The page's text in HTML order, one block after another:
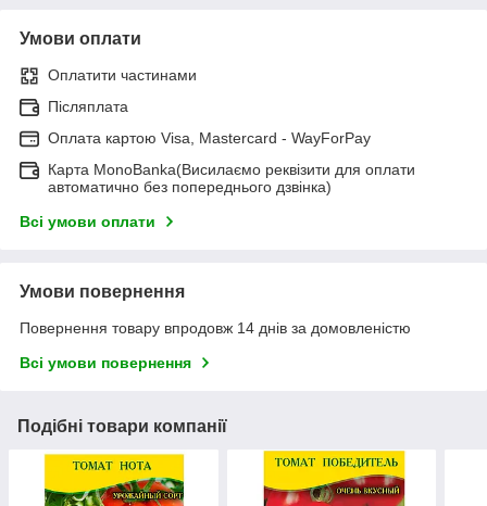
Умови оплати
Оплатити частинами
Післяплата
Оплата картою Visa, Mastercard - WayForPay
Карта MonoBanka(Висилаємо реквізити для оплати
автоматично без попереднього дзвінка)
Всі умови оплати
Умови повернення
Повернення товару впродовж 14 днів за домовленістю
Всі умови повернення
Подібні товари компанії